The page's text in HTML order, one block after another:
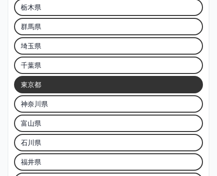
栃木県
群馬県
埼玉県
千葉県
東京都
神奈川県
富山県
石川県
福井県